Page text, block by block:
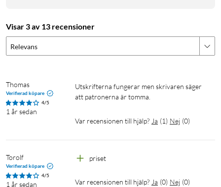
Visar 3 av 13 recensioner
Relevans
Thomas
Verifierad köpare
4/5
1 år sedan
Utskrifterna fungerar men skrivaren säger
att patronerna är tomma.
Var recensionen till hjälp? Ja (1) Nej (0)
Torolf
Verifierad köpare
4/5
1 år sedan
priset
Var recensionen till hjälp? Ja (0) Nej (0)